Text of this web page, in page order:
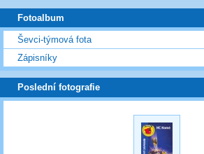
Fotoalbum
Ševci-týmová fota
Zápisníky
Poslední fotografie